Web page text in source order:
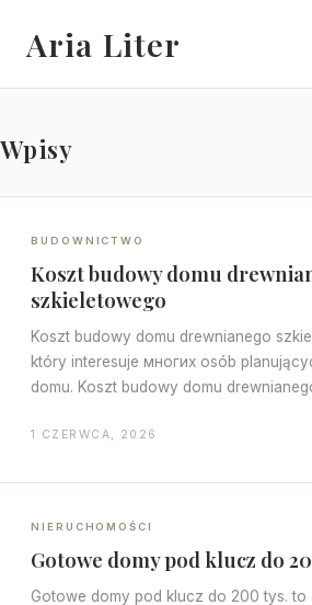
Aria Liter
Wpisy
BUDOWNICTWO
Koszt budowy domu
szkieletowego
Koszt budowy domu drewnianego
który interesuje многих osób
domu. Koszt budowy domu
1 CZERWCA, 2026
NIERUCHOMOŚCI
Gotowe domy pod klucz do
Gotowe domy pod klucz do 200 tys.